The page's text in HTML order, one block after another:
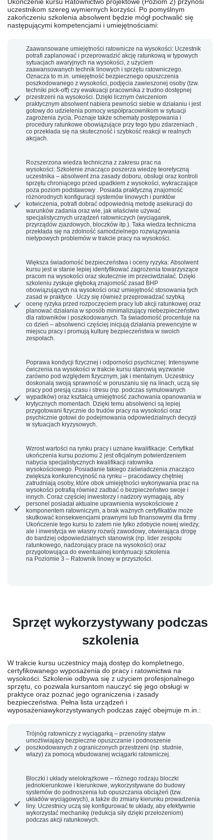
uczestnikom szereg wymiernych korzyści. Po pomyślnym
zakończeniu szkolenia absolwent będzie mógł pochwalić się
następującymi kompetencjami i umiejętnościami:
Zaawansowane umiejętności ratownicze na wysokości: Uczestnik
potrafi zaplanować i przeprowadzić akcję ratunkową w typowych
sytuacjach awaryjnych na wysokości, z użyciem
zaawansowanych technik linowych i sprzętu ratowniczego.
Oznacza to m.in. umiejętność bezpiecznego opuszczenia
poszkodowanego z wysokości, podjęcia zawieszonej osoby (tzw.
techniki pick-off) czy ewakuacji pracownika z trudno dostępnej
przestrzeni na wysokości. Dzięki licznym ćwiczeniom
praktycznym absolwent nabiera pewności siebie w działaniu i jest
gotowy do udzielenia pomocy współpracownikom w sytuacji
zagrożenia życia. Poznaje także schematy postępowania i
procedury ratunkowe obowiązujące przy tego typu zdarzeniach ,
co przekłada się na skuteczność i szybkość reakcji w realnych
akcjach.
Rozszerzona wiedza techniczna z zakresu prac na
wysokości: Szkolenie znacząco poszerza wiedzę teoretyczną
uczestnika – absolwent zna zasady doboru, obsługi oraz kontroli
sprzętu chroniącego przed upadkiem z wysokości, wykraczające
poza poziom podstawowy . Posiada praktyczną znajomość
różnorodnych konfiguracji systemów linowych i punktów
kotwiczenia, potrafi dobrać odpowiednią metodę asekuracji do
warunków zadania oraz wie, jak właściwie używać
specjalistycznych urządzeń ratowniczych (wyciągarek,
przyrządów zjazdowych, bloczków itp.). Taka wiedza techniczna
przekłada się na zdolność samodzielnego rozwiązywania
nietypowych problemów w trakcie pracy na wysokości.
Większa świadomość bezpieczeństwa i oceny ryzyka: Absolwent
kursu jest w stanie lepiej identyfikować zagrożenia towarzyszące
pracom na wysokości oraz skutecznie im przeciwdziałać. Dzięki
szkoleniu zyskuje głęboką znajomość zasad BHP
obowiązujących na wysokości oraz umiejętność stosowania tych
zasad w praktyce . Uczy się również przeprowadzać szybką
ocenę ryzyka przed rozpoczęciem pracy lub akcji ratunkowej oraz
planować działania w sposób minimalizujący niebezpieczeństwo
dla ratowników i poszkodowanych. Ta świadomość procentuje na
co dzień – absolwenci częściej inicjują działania prewencyjne w
miejscu pracy i promują kulturę bezpieczeństwa w swoich
zespołach.
Poprawa kondycji fizycznej i odporności psychicznej: Intensywne
ćwiczenia na wysokości w trakcie kursu stanowią wyzwanie
zarówno pod względem fizycznym, jak i mentalnym. Uczestnicy
doskonalą swoją sprawność w poruszaniu się na linach, uczą się
pracy pod presją czasu i stresu (np. podczas symulowanych
wypadków) oraz kształcą umiejętność zachowania opanowania w
krytycznych momentach. Dzięki temu absolwenci są lepiej
przygotowani fizycznie do trudów pracy na wysokości oraz
psychicznie gotowi do podejmowania odpowiedzialnych decyzji
w sytuacjach kryzysowych.
Wzrost wartości na rynku pracy i uznane kwalifikacje: Certyfikat
ukończenia kursu poziomu 2 jest oficjalnym potwierdzeniem
nabycia specjalistycznych kwalifikacji ratownika
wysokościowego. Posiadanie takiego zaświadczenia znacząco
zwiększa konkurencyjność na rynku – pracodawcy chętniej
zatrudniają osoby, które obok umiejętności wykonywania prac na
wysokości potrafią również zadbać o bezpieczeństwo swoje i
innych. Coraz częściej inwestorzy i nadzory wymagają, aby
personel posiadał aktualne uprawnienia wysokościowe z
komponentem ratowniczym, a brak ważnych certyfikatów może
skutkować konsekwencjami prawnymi lub finansowymi dla firmy .
Ukończenie tego kursu to zatem nie tylko zdobycie nowej wiedzy,
ale i inwestycja we własny rozwój zawodowy, otwierająca drogę
do bardziej odpowiedzialnych stanowisk (np. lider zespołu
ratunkowego, nadzorujący prace na wysokości) oraz
przygotowująca do ewentualnej kontynuacji szkolenia
na Poziomie 3 – Ratownik linowy w przyszłości.
Sprzęt wykorzystywany podczas
szkolenia
W trakcie kursu uczestnicy mają dostęp do kompletnego,
certyfikowanego wyposażenia do pracy i ratownictwa na
wysokości. Szkolenie odbywa się z użyciem profesjonalnego
sprzętu, co pozwala kursantom nauczyć się jego obsługi w
praktyce oraz poznać jego ograniczenia i zasady
bezpieczeństwa. Pełna lista urządzeń i
wyposażeniawykorzystywanych podczas zajęć obejmuje m.in.:
Trójnóg ratowniczy z wyciągarką – przenośny statyw
umożliwiający bezpieczne opuszczanie i podnoszenie
poszkodowanych z ograniczonych przestrzeni (np. studnie,
włazy) za pomocą wbudowanej wciągarki ratowniczej.
Bloczki i układy wielokrążkowe – różnego rodzaju bloczki
jednokierunkowe i kierunkowe, wykorzystywane do budowy
systemów do podnoszenia lub opuszczania obciążeń (tzw.
układów wyciągowych), a także do zmiany kierunku prowadzenia
liny. Uczestnicy uczą się konfigurować te układy, aby efektywnie
wykorzystać mechanikę (redukcja siły dzięki przełożeniom)
podczas akcji ratunkowych.